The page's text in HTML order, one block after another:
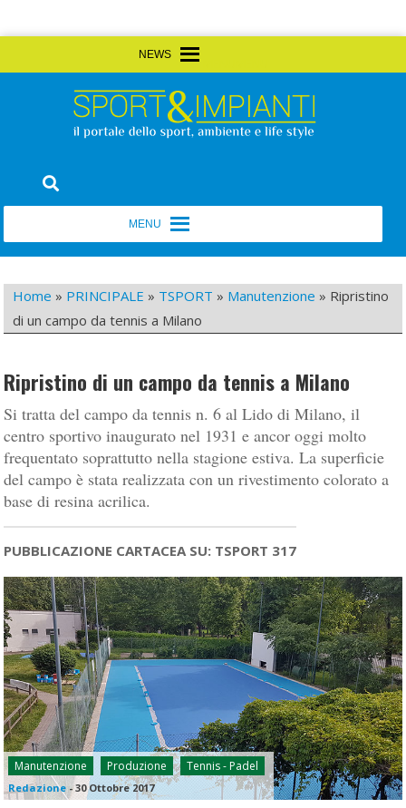
to
Sport&Impianti
Home » PRINCIPALE » TSPORT » Manutenzione » Ripristino
di un campo da tennis a Milano
Ripristino di un campo da tennis a Milano
Si tratta del campo da tennis n. 6 al Lido di Milano, il
centro sportivo inaugurato nel 1931 e ancor oggi molto
frequentato soprattutto nella stagione estiva. La superficie
del campo è stata realizzata con un rivestimento colorato a
base di resina acrilica.
PUBBLICAZIONE CARTACEA SU: TSPORT 317
Manutenzione Produzione Tennis - Padel
Redazione -30 Ottobre 2017